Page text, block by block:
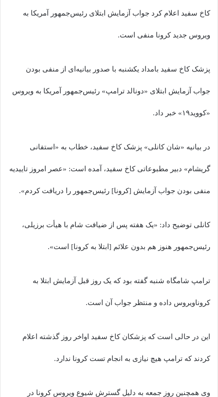
کاخ سفید اعلام کرد جواب آزمایش ابتلای رئیس‌جمهور آمریکا به
ویروس جدید کرونا منفی است.
پزشک کاخ سفید بامداد یکشنبه با صدور بیانیه‌ای از منفی بودن
جواب آزمایش ابتلای «دونالد ترامپ» رئیس‌جمهور آمریکا به ویروس
«کووید۱۹» خبر داد.
در بیانیه «شان کانلی» پزشک کاخ سفید، خطاب به «استفانی
گریشام» دبیر مطبوعاتی کاخ سفید، آمده است: «عصر امروز تاییدیه
منفی بودن جواب آزمایش [کرونا] رئیس‌جمهور را دریافت کردم».
کانلی توضیح داد: «یک هفته پس از ضیافت شام با هیأت برزیلی،
رئیس‌جمهور هنوز هم بدون علائم [ابتلا به کرونا] است».
ترامپ شامگاه شنبه گفته بود که یک روز قبل آزمایش ابتلا به
کروناویروس داده و منتظر جواب آن است.
این در حالی است که پزشکان کاخ سفید اواخر روز گذشته اعلام
کردند که ترامپ هیچ نیازی به انجام تست کرونا ندارد.
وی همچنین روز جمعه به دلیل گسترش شیوع ویروس کرونا در